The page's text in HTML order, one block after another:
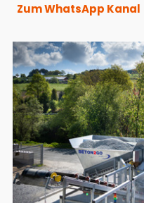
Zum WhatsApp Kanal